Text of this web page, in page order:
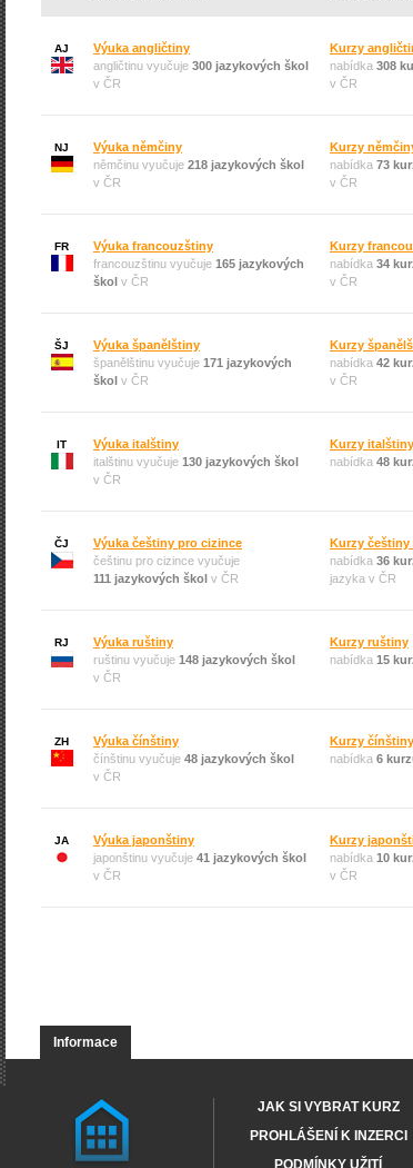
AJ
Výuka angličtiny
angličtinu vyučuje 300 jazykových škol
v ČR
Kurzy
nabídka 308
v ČR
NJ
Výuka němčiny
němčinu vyučuje 218 jazykových škol
v ČR
Kurzy
nabídka 73
v ČR
FR
Výuka francouzštiny
francouzštinu vyučuje 165 jazykových
škol v ČR
Kurzy
nabídka 34
v ČR
ŠJ
Výuka španělštiny
španělštinu vyučuje 171 jazykových
škol v ČR
Kurzy
nabídka 42
v ČR
IT
Výuka italštiny
italštinu vyučuje 130 jazykových škol
v ČR
Kurzy italštiny
nabídka 48
ČJ
Výuka češtiny pro cizince
češtinu pro cizince vyučuje
111 jazykových škol v ČR
Kurzy češtiny
nabídka 36
jazyka v ČR
RJ
Výuka ruštiny
ruštinu vyučuje 148 jazykových škol
v ČR
Kurzy ruštiny
nabídka 15
ZH
Výuka čínštiny
čínštinu vyučuje 48 jazykových škol
v ČR
Kurzy čínštiny
nabídka 6
JA
Výuka japonštiny
japonštinu vyučuje 41 jazykových škol
v ČR
Kurzy
nabídka 10
v ČR
Informace
JAK SI VYBRAT KURZ
PROHLÁŠENÍ K INZERCI
PODMÍNKY UŽITÍ